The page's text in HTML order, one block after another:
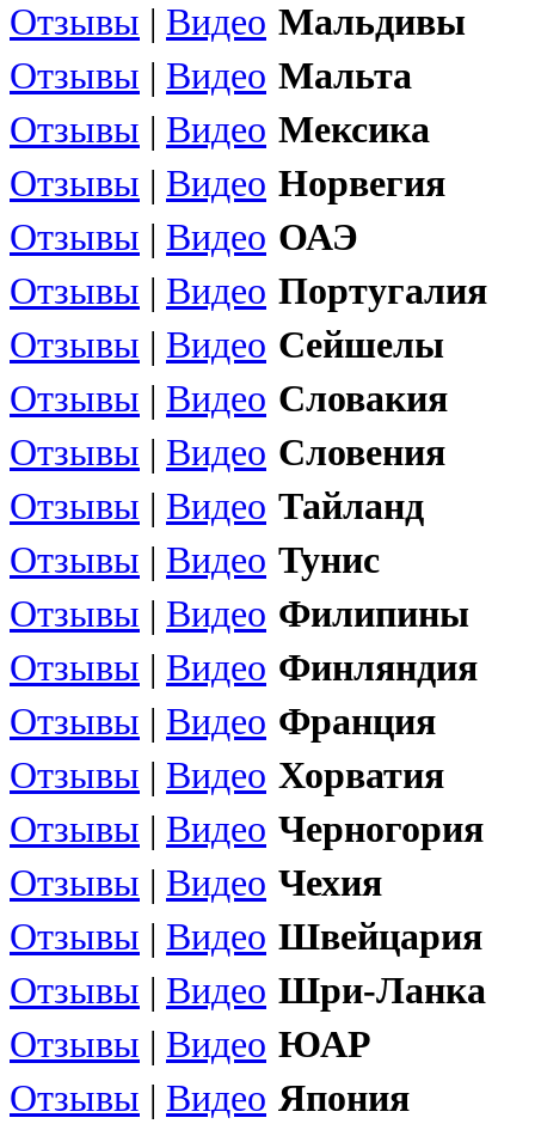
Отзывы | Видео Мальдивы
Отзывы | Видео Мальта
Отзывы | Видео Мексика
Отзывы | Видео Норвегия
Отзывы | Видео ОАЭ
Отзывы | Видео Португалия
Отзывы | Видео Сейшелы
Отзывы | Видео Словакия
Отзывы | Видео Словения
Отзывы | Видео Тайланд
Отзывы | Видео Тунис
Отзывы | Видео Филипины
Отзывы | Видео Финляндия
Отзывы | Видео Франция
Отзывы | Видео Хорватия
Отзывы | Видео Черногория
Отзывы | Видео Чехия
Отзывы | Видео Швейцария
Отзывы | Видео Шри-Ланка
Отзывы | Видео ЮАР
Отзывы | Видео Япония